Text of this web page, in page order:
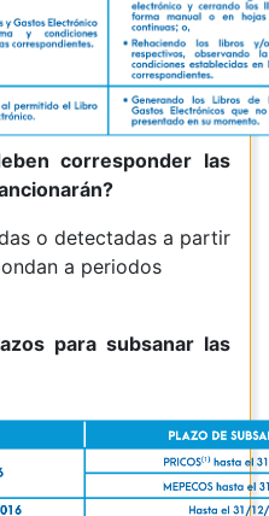
corresponder las
o detectadas a partir
a periodos
para subsanar las